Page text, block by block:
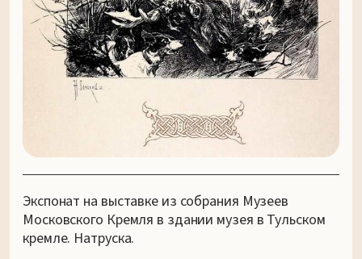
Экспонат на выставке из собрания Музеев
Московского Кремля в здании музея в Тульском
кремле. Натруска.